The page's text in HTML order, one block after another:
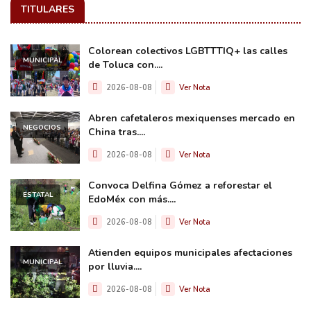
TITULARES
MUNICIPAL
Colorean colectivos LGBTTTIQ+ las calles
de Toluca con....
2026-08-08 Ver Nota
NEGOCIOS
Abren cafetaleros mexiquenses mercado en
China tras....
2026-08-08 Ver Nota
ESTATAL
Convoca Delfina Gómez a reforestar el
EdoMéx con más....
2026-08-08 Ver Nota
MUNICIPAL
Atienden equipos municipales afectaciones
por lluvia....
2026-08-08 Ver Nota